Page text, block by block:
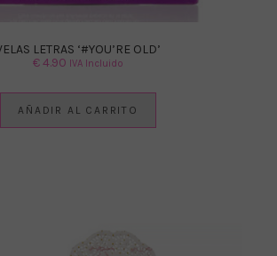
LETRAS ‘#YOU’RE OLD’
€4.90 IVA Incluido
AÑADIR AL CARRITO